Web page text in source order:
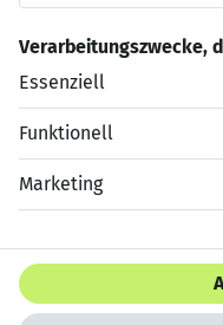
Datenschutzerklärung